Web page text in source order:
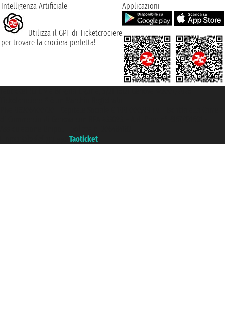
Intelligenza Artificiale
Utilizza il GPT di Ticketcrociere
per trovare la crociera perfetta!
Applicazioni
Taoticket